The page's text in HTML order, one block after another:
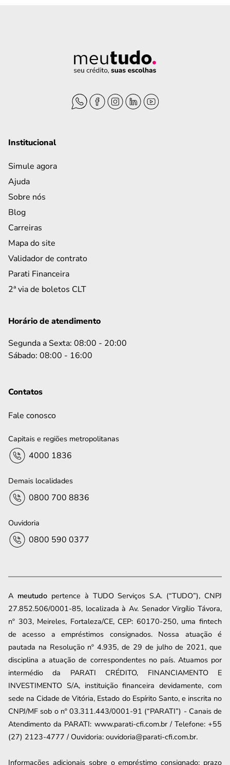
Institucional
Simule agora
Ajuda
Sobre nós
Blog
Carreiras
Mapa do site
Validador de contrato
Parati Financeira
2ª via de boletos CLT
Horário de atendimento
Segunda a Sexta: 08:00 - 20:00
Sábado: 08:00 - 16:00
Contatos
Fale conosco
Capitais e regiões metropolitanas
4000 1836
Demais localidades
0800 700 8836
Ouvidoria
0800 590 0377
A meutudopertence à TUDO Serviços S.A. (“TUDO”), CNPJ
27.852.506/0001-85, localizada à Av. Senador Virgílio Távora,
nº 303, Meireles, Fortaleza/CE, CEP: 60170-250, uma fintech
de acesso a empréstimos consignados. Nossa atuação é
pautada na Resolução nº 4.935, de 29 de julho de 2021, que
disciplina a atuação de correspondentes no país. Atuamos por
intermédio da PARATI CRÉDITO, FINANCIAMENTO E
INVESTIMENTO S/A, instituição financeira devidamente, com
sede na Cidade de Vitória, Estado do Espírito Santo, e inscrita no
CNPJ/MF sob o nº 03.311.443/0001-91 (“PARATI”) - Canais de
Atendimento da PARATI: www.parati-cfi.com.br / Telefone: +55
(27) 2123-4777 / Ouvidoria: ouvidoria@parati-cfi.com.br.
Informações adicionais sobre o empréstimo consignado: prazo